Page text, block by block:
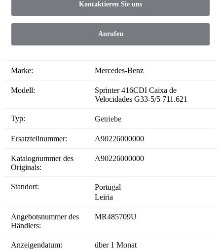
Kontaktieren Sie uns
Anrufen
Marke: Mercedes-Benz
Modell:
Sprinter 416CDI Caixa de
Velocidades G33-5/5 711.621
Typ: Getriebe
Ersatzteilnummer: A90226000000
Katalognummer des
Originals:
A90226000000
Standort:
Portugal
Leiria
Angebotsnummer des
Händlers:
MR485709U
Anzeigendatum: über 1 Monat